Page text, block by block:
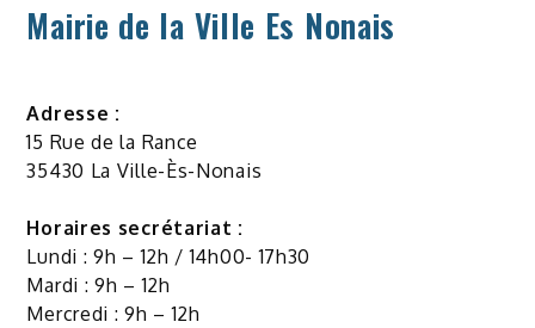
Mairie de la Ville Es Nonais
Adresse :
15 Rue de la Rance
35430 La Ville-Ès-Nonais
Horaires secrétariat :
Lundi : 9h – 12h / 14h00- 17h30
Mardi : 9h – 12h
Mercredi : 9h – 12h